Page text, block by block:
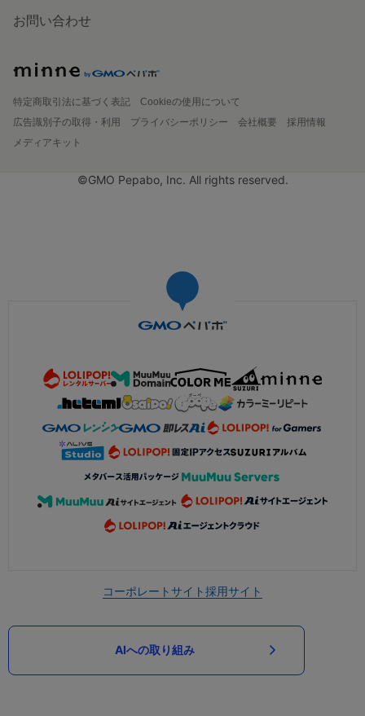
お問い合わせ
特定商取引法に基づく表記
Cookieの使用について
広告識別子の取得・利用
プライバシーポリシー 会社概要
採用情報
メディアキット
©GMO Pepabo, Inc. All rights reserved.
コーポレートサイト採用サイト
AIへの取り組み